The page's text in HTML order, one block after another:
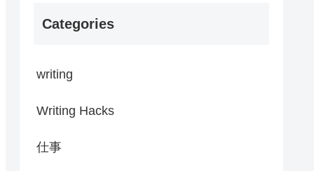
Categories
writing
Writing Hacks
仕事